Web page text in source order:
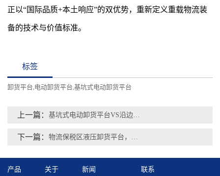
正以“国际品质+本土响应”的双优势，重新定义重载物流装
备的技术与价值标准。
标签
卸货平台,电动卸货平台,基坑式电动卸货平台
上一篇： 基坑式电动卸货平台VS沿边式手动液压登车桥：选型指南与对比解析
下一篇： 物流保税区液压卸货平台，赋能全球贸易枢纽
产品 关于 新闻 联系